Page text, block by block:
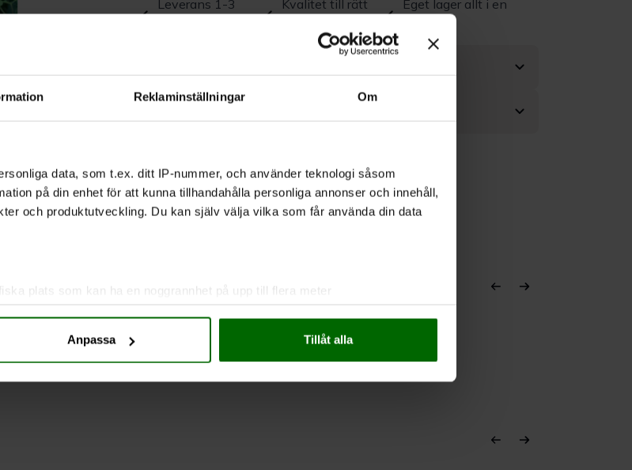
Reklaminställningar Om
data, som t.ex. ditt IP-nummer, och använder teknologi såsom
på din enhet för att kunna tillhandahålla personliga annonser och innehåll,
och produktutveckling. Du kan själv välja vilka som får använda din data
plats som kan ha en noggrannhet på upp till flera meter
skanna den för specifika kännetecken (fingeravtryck)
detaljsektionen
från cookie-förklaringen.
innehållet och annonserna till användarna, tillhandahålla funktioner för
även sådana identifierare och annan information från din enhet
Anpassa Tillåt alla
Leverans 1-3
Kvalitet till rätt
Eget lager allt i en